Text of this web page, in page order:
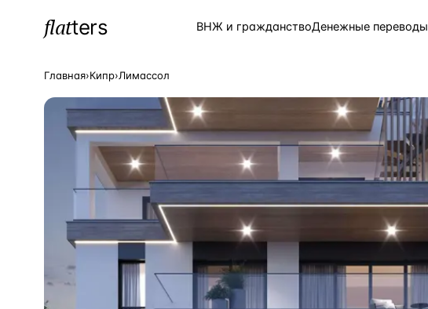
flatters ВНЖ и гражданствоДенежные переводы
ПОПУЛЯРНЫЕ НАПРАВЛЕНИЯ
—Страна
Страна
—Страна
Таиланд Страна
Греция
Главная›Кипр›Лимассол